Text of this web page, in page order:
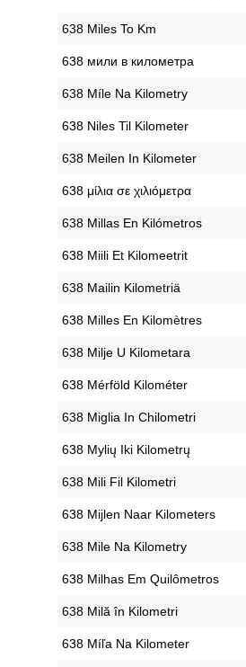
‎638 Miles To Km
‎638 мили в километра
‎638 Míle Na Kilometry
‎638 Niles Til Kilometer
‎638 Meilen In Kilometer
‎638 μίλια σε χιλιόμετρα
‎638 Millas En Kilómetros
‎638 Miili Et Kilomeetrit
‎638 Mailin Kilometriä
‎638 Milles En Kilomètres
‎638 Milje U Kilometara
‎638 Mérföld Kilométer
‎638 Miglia In Chilometri
‎638 Mylių Iki Kilometrų
‎638 Mili Fil Kilometri
‎638 Mijlen Naar Kilometers
‎638 Mile Na Kilometry
‎638 Milhas Em Quilômetros
‎638 Milă în Kilometri
‎638 Míľa Na Kilometer